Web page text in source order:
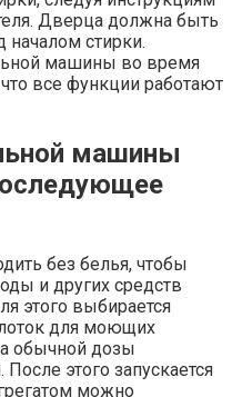
Дверца должна быть
началом стирки.
машины во время
все функции работают
машины
без белья, чтобы
и других средств
этого выбирается
для моющих
обычной дозы
этого запускается
можно